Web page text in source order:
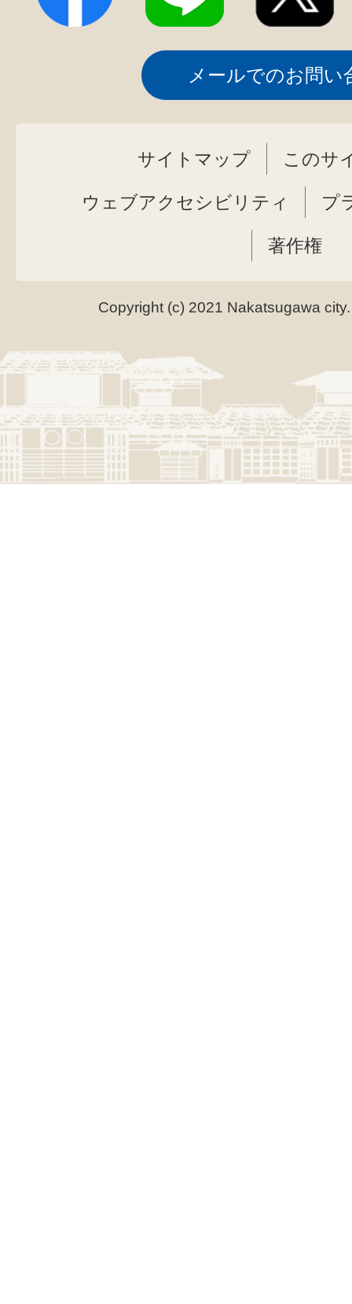
メールでのお問い
サイトマップ このサ
ウェブアクセシビリティ プ
著作権
Copyright (c) 2021 Nakatsugawa